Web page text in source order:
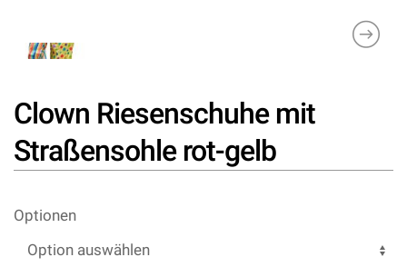
Clown Riesenschuhe mit
Straßensohle rot-gelb
Optionen